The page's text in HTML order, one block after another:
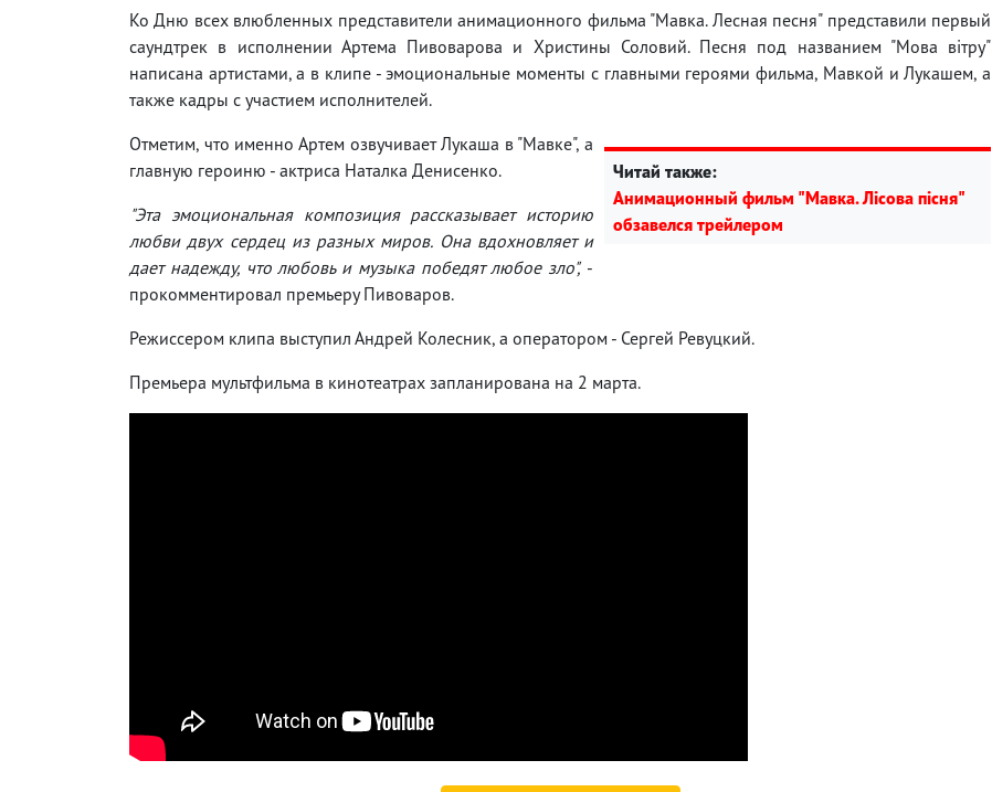
Ко Дню всех влюбленных представители анимационного фильма "Мавка. Лесная песня" представили первый
саундтрек в исполнении Артема Пивоварова и Христины Соловий. Песня под названием "Мова вітру"
написана артистами, а в клипе - эмоциональные моменты с главными героями фильма, Мавкой и Лукашем, а
также кадры с участием исполнителей.
Читай также:
Анимационный фильм "Мавка. Лісова пісня"
обзавелся трейлером
Отметим, что именно Артем озвучивает Лукаша в "Мавке", а
главную героиню - актриса Наталка Денисенко.
"Эта эмоциональная композиция рассказывает историю
любви двух сердец из разных миров. Она вдохновляет и
дает надежду, что любовь и музыка победят любое зло", -
прокомментировал премьеру Пивоваров.
Режиссером клипа выступил Андрей Колесник, а оператором - Сергей Ревуцкий.
Премьера мультфильма в кинотеатрах запланирована на 2 марта.